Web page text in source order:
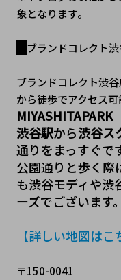
象となります。
ブランドコレクト
ブランドコレクト渋
から徒歩でアクセス可
MIYASHITAPARK
渋谷駅から渋谷ス
通りをまっすぐで
公園通りと歩く際
も渋谷モディや渋
ーズでございます。
【詳しい地図はこ
〒150-0041